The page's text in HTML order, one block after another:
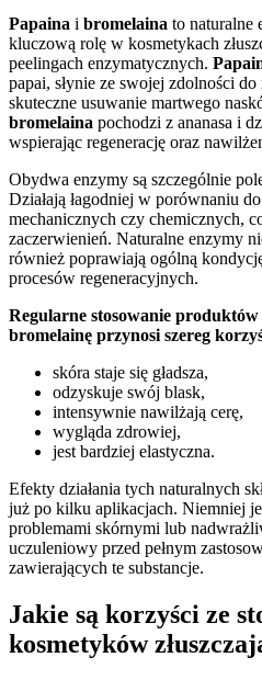
Papaina i bromelaina to naturalne
kluczową rolę w kosmetykach
peelingach enzymatycznych.
papai, słynie ze swojej zdolności do
skuteczne usuwanie martwego
bromelaina pochodzi z ananasa i
wspierając regenerację oraz
Obydwa enzymy są szczególnie
Działają łagodniej w porównaniu
mechanicznych czy chemicznych,
zaczerwienień. Naturalne enzymy
również poprawiają ogólną
procesów regeneracyjnych.
Regularne stosowanie
bromelainę przynosi szereg
skóra staje się gładsza,
odzyskuje swój blask,
intensywnie nawilżają cerę,
wygląda zdrowiej,
jest bardziej elastyczna.
Efekty działania tych naturalnych
już po kilku aplikacjach. Niemniej
problemami skórnymi lub
uczuleniowy przed pełnym
zawierających te substancje.
Jakie są korzyści ze
kosmetyków